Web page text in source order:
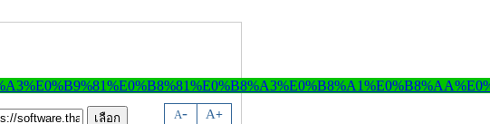
A- A+